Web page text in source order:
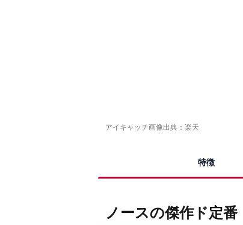
アイキャッチ画像出典： 楽天
特徴
ノースの傑作ド定番